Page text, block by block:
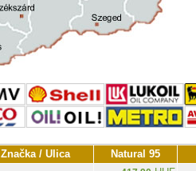
Značka / Ulica Natural 95